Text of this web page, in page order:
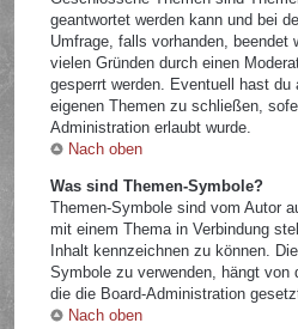
geantwortet werden kann und bei
Umfrage, falls vorhanden, beendet
vielen Gründen durch einen
gesperrt werden. Eventuell hast
eigenen Themen zu schließen,
Administration erlaubt wurde.
Nach oben
Was sind Themen-Symbole?
Themen-Symbole sind vom Autor
mit einem Thema in Verbindung
Inhalt kennzeichnen zu können.
Symbole zu verwenden, hängt von
die die Board-Administration
Nach oben